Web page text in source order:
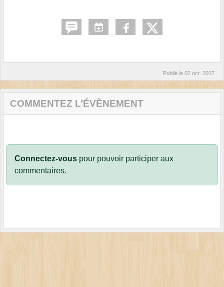
Publié le 02 oct. 2017
COMMENTEZ L’ÉVÈNEMENT
Connectez-vous pour pouvoir participer aux
commentaires.